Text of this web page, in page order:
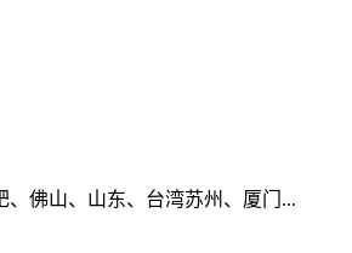
佛山、山东、台湾苏州、厦门...